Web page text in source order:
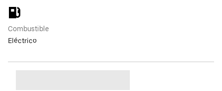
Combustible
Eléctrico